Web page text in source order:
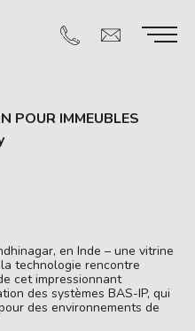
POUR IMMEUBLES
en Inde – une vitrine
technologie rencontre
cet impressionnant
des systèmes BAS-IP, qui
des environnements de